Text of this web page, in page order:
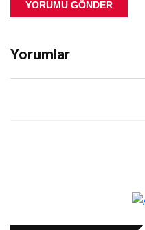
YORUMU GÖNDER
Yorumlar